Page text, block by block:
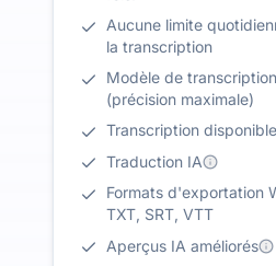
Aucune limite
la transcription
Modèle de
(précision maximale)
Transcription
Traduction IA
Formats d'exportation
TXT, SRT, VTT
Aperçus IA améliorés